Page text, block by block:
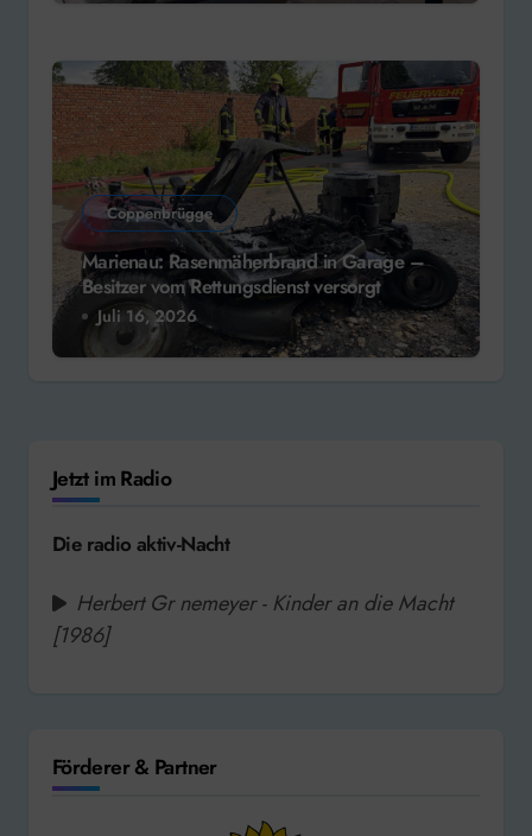
Coppenbrügge
Marienau: Rasenmäherbrand in Garage –
Besitzer vom Rettungsdienst versorgt
Juli 16, 2026
Jetzt im Radio
Die radio aktiv-Nacht
Herbert Gr nemeyer - Kinder an die Macht
[1986]
Förderer & Partner